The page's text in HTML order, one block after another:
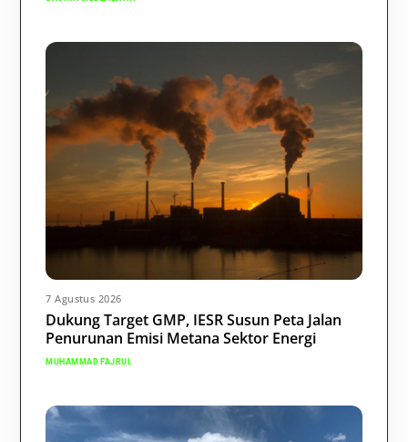
7 Agustus 2026
Dukung Target GMP, IESR Susun Peta Jalan
Penurunan Emisi Metana Sektor Energi
MUHAMMAD FAJRUL